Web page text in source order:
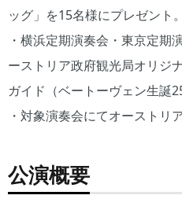
ッグ」を15名様にプレゼント。
・横浜定期演奏会・東京定期
ーストリア政府観光局オリジ
ガイド（ベートーヴェン生誕
・対象演奏会にてオーストリ
公演概要